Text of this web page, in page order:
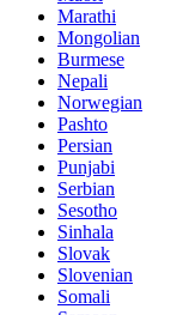
Marathi
Mongolian
Burmese
Nepali
Norwegian
Pashto
Persian
Punjabi
Serbian
Sesotho
Sinhala
Slovak
Slovenian
Somali